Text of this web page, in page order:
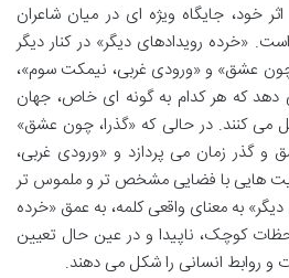
خود، جایگاه ویژه ای در میان شاعران
«خرده رویدادهای دیگر» در کنار دیگر
چون عشق» و «ورودی غربی، نیمکت سوم»،
که هر کدام به گونه ای خاص، جهان
می کنند. در حالی که «گذرا، چون عشق»
و گذر زمان می پردازد و «ورودی غربی،
هایی با فضایی مشخص تر و ملموس تر
به معنای واقعی کلمه، به عمق «خرده
کوچک، ناپیدا و در عین حال تعیین
روابط انسانی را شکل می دهند.